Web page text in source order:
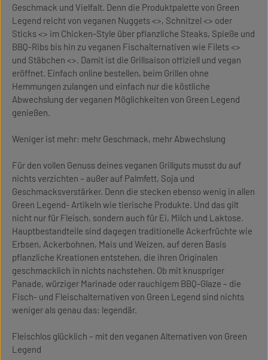
Geschmack und Vielfalt. Denn die Produktpalette von Green
Legend reicht von veganen Nuggets <>, Schnitzel <> oder
Sticks <> im Chicken-Style über pflanzliche Steaks, Spieße und
BBQ-Ribs bis hin zu veganen Fischalternativen wie Filets <>
und Stäbchen <>. Damit ist die Grillsaison offiziell und vegan
eröffnet. Einfach online bestellen, beim Grillen ohne
Hemmungen zulangen und einfach nur die köstliche
Abwechslung der veganen Möglichkeiten von Green Legend
genießen.
Weniger ist mehr: mehr Geschmack, mehr Abwechslung
Für den vollen Genuss deines veganen Grillguts musst du auf
nichts verzichten – außer auf Palmfett, Soja und
Geschmacksverstärker. Denn die stecken ebenso wenig in allen
Green Legend- Artikeln wie tierische Produkte. Und das gilt
nicht nur für Fleisch, sondern auch für Ei, Milch und Laktose.
Hauptbestandteile sind dagegen traditionelle Ackerfrüchte wie
Erbsen, Ackerbohnen, Mais und Weizen, auf deren Basis
pflanzliche Kreationen entstehen, die ihren Originalen
geschmacklich in nichts nachstehen. Ob mit knuspriger
Panade, würziger Marinade oder rauchigem BBQ-Glaze – die
Fisch- und Fleischalternativen von Green Legend sind nichts
weniger als genau das: legendär.
Fleischlos glücklich – mit den veganen Alternativen von Green
Legend